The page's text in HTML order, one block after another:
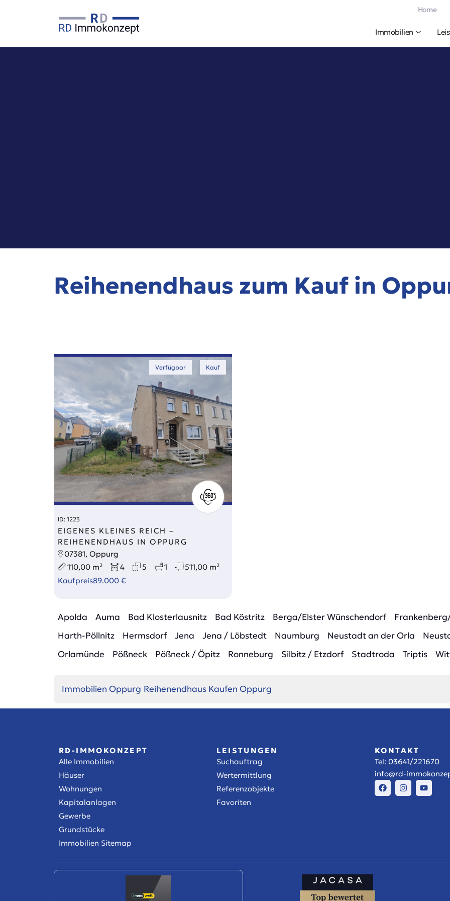
Home
Immobilien
Reihenendhaus zum Kauf in
Verfügbar Kauf
ID: 1223
EIGENES KLEINES REICH –
REIHENENDHAUS IN OPPURG
07381, Oppurg
110,00 m²
4 5 1
511,00 m²
Kaufpreis89.000 €
Apolda Auma Bad Klosterlausnitz Bad Köstritz Berga/Elster Wünschendorf
Harth-Pöllnitz
Hermsdorf Jena Jena / Löbstedt Naumburg Neustadt an der Orla
Orlamünde
Pößneck Pößneck / Öpitz Ronneburg Silbitz / Etzdorf Stadtroda Triptis
Immobilien Oppurg Reihenendhaus Kaufen Oppurg
RD-IMMOKONZEPT
Alle Immobilien
Häuser
Wohnungen
Kapitalanlagen
Gewerbe
Grundstücke
Immobilien Sitemap
LEISTUNGEN
Suchauftrag
Wertermittlung
Referenzobjekte
Favoriten
KONTAKT
Tel: 03641/221670
info@rd-